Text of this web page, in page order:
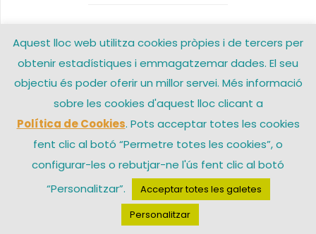
Aquest lloc web utilitza cookies pròpies i de tercers per
obtenir estadístiques i emmagatzemar dades. El seu
objectiu és poder oferir un millor servei. Més informació
sobre les cookies d'aquest lloc clicant a
Política de Cookies. Pots acceptar totes les cookies
fent clic al botó “Permetre totes les cookies”, o
configurar-les o rebutjar-ne l'ús fent clic al botó
“Personalitzar”.
Acceptar totes les galetes
Personalitzar